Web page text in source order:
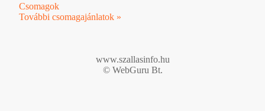
Csomagok
További csomagajánlatok »
www.szallasinfo.hu
© WebGuru Bt.